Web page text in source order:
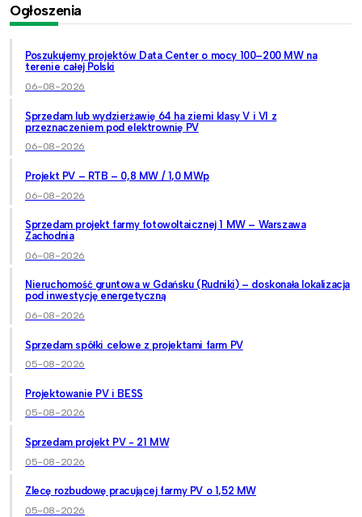
Ogłoszenia
Poszukujemy projektów Data Center o mocy 100–200 MW na
terenie całej Polski
06-08-2026
Sprzedam lub wydzierżawię 64 ha ziemi klasy V i VI z
przeznaczeniem pod elektrownię PV
06-08-2026
Projekt PV – RTB – 0,8 MW / 1,0 MWp
06-08-2026
Sprzedam projekt farmy fotowoltaicznej 1 MW – Warszawa
Zachodnia
06-08-2026
Nieruchomość gruntowa w Gdańsku (Rudniki) – doskonała lokalizacja
pod inwestycję energetyczną
06-08-2026
Sprzedam spółki celowe z projektami farm PV
05-08-2026
Projektowanie PV i BESS
05-08-2026
Sprzedam projekt PV - 21 MW
05-08-2026
Zlecę rozbudowę pracującej farmy PV o 1,52 MW
05-08-2026